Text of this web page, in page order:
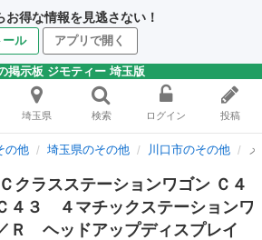
お得な情報を見逃さない！
ール アプリで開く
掲示板 ジモティー 埼玉版
埼玉県 検索 ログイン 投稿
の他 埼玉県のその他 川口市のその他
クラスステーションワゴン Ｃ４
３ ４マチックステーションワ
Ｒ ヘッドアップディスプレイ